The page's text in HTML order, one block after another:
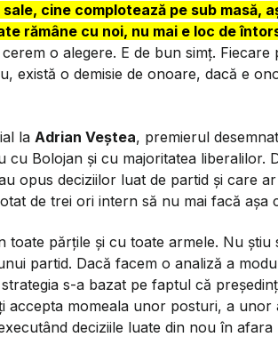
cine complotează pe sub masă,
rămâne cu noi, nu mai e loc de
o alegere. E de bun simț. Fiecare
există o demisie de onoare, dacă e
la Adrian Veștea, premierul
cu Bolojan și cu majoritatea liberalilor.
opus deciziilor luat de partid și care
de trei ori intern să nu mai facă așa
toate părțile și cu toate armele. Nu știu
partid. Dacă facem o analiză a
s-a bazat pe faptul că
accepta momeala unor posturi, a unor
deciziile luate din nou în